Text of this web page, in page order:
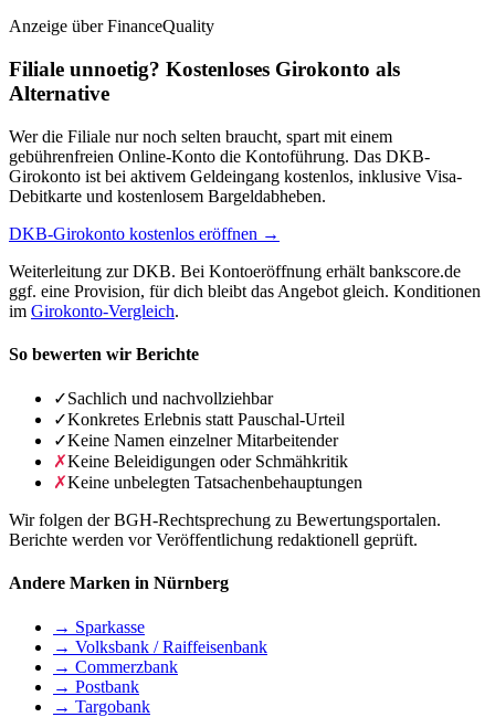
Anzeige über FinanceQuality
Filiale unnoetig? Kostenloses Girokonto als
Alternative
Wer die Filiale nur noch selten braucht, spart mit einem
gebührenfreien Online-Konto die Kontoführung. Das DKB-
Girokonto ist bei aktivem Geldeingang kostenlos, inklusive Visa-
Debitkarte und kostenlosem Bargeldabheben.
DKB-Girokonto kostenlos eröffnen →
Weiterleitung zur DKB. Bei Kontoeröffnung erhält bankscore.de
ggf. eine Provision, für dich bleibt das Angebot gleich. Konditionen
im Girokonto-Vergleich.
So bewerten wir Berichte
✓Sachlich und nachvollziehbar
✓Konkretes Erlebnis statt Pauschal-Urteil
✓Keine Namen einzelner Mitarbeitender
✗Keine Beleidigungen oder Schmähkritik
✗Keine unbelegten Tatsachenbehauptungen
Wir folgen der BGH-Rechtsprechung zu Bewertungsportalen.
Berichte werden vor Veröffentlichung redaktionell geprüft.
Andere Marken in Nürnberg
→ Sparkasse
→ Volksbank / Raiffeisenbank
→ Commerzbank
→ Postbank
→ Targobank